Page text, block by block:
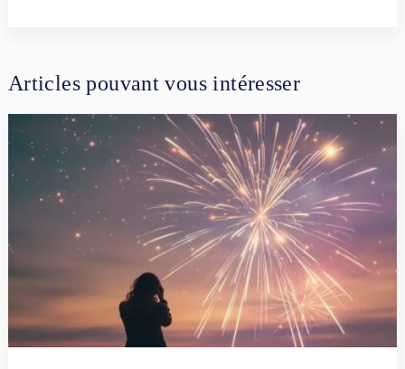
Articles pouvant vous intéresser